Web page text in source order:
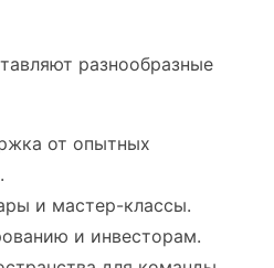
разнообразные
от опытных
и мастер-классы.
и инвесторам.